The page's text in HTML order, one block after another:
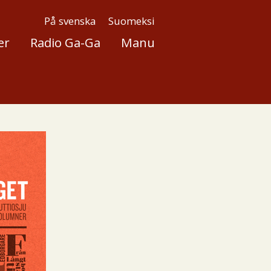
På svenska Suomeksi
Radio Ga-Ga Manu